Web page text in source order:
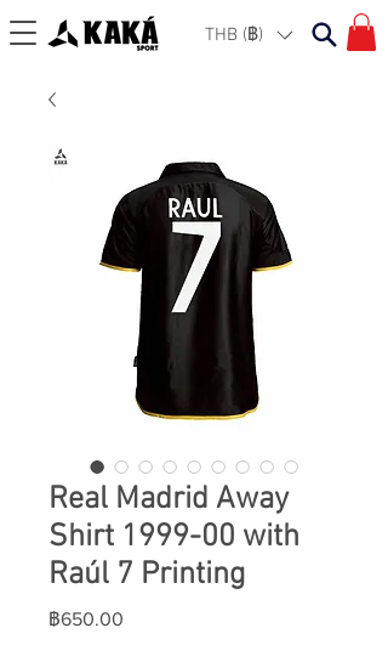
THB (฿)
Real Madrid Away
Shirt 1999-00 with
Raúl 7 Printing
฿650.00